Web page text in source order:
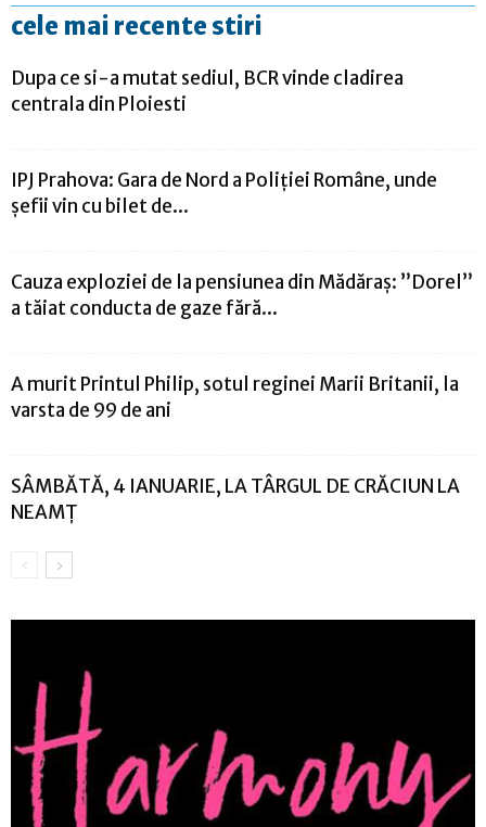
cele mai recente stiri
Dupa ce si-a mutat sediul, BCR vinde cladirea
centrala din Ploiesti
IPJ Prahova: Gara de Nord a Poliției Române, unde
șefii vin cu bilet de...
Cauza exploziei de la pensiunea din Mădăraș: ”Dorel”
a tăiat conducta de gaze fără...
A murit Printul Philip, sotul reginei Marii Britanii, la
varsta de 99 de ani
SÂMBĂTĂ, 4 IANUARIE, LA TÂRGUL DE CRĂCIUN LA
NEAMȚ